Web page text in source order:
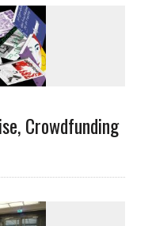
Crowdfunding